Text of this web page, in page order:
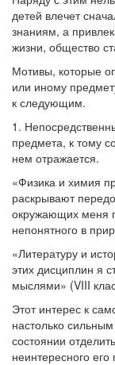
детей влечет
знаниям, а
жизни, общество
Мотивы, которые
или иному
к следующим.
1.
предмета, к тому
нем отражается.
«Физика и химия
раскрывают
окружающих меня
непонятного в
«Литературу и
этих дисциплин я
мыслями» (VIII
Этот интерес к
настолько
состоянии
неинтересного